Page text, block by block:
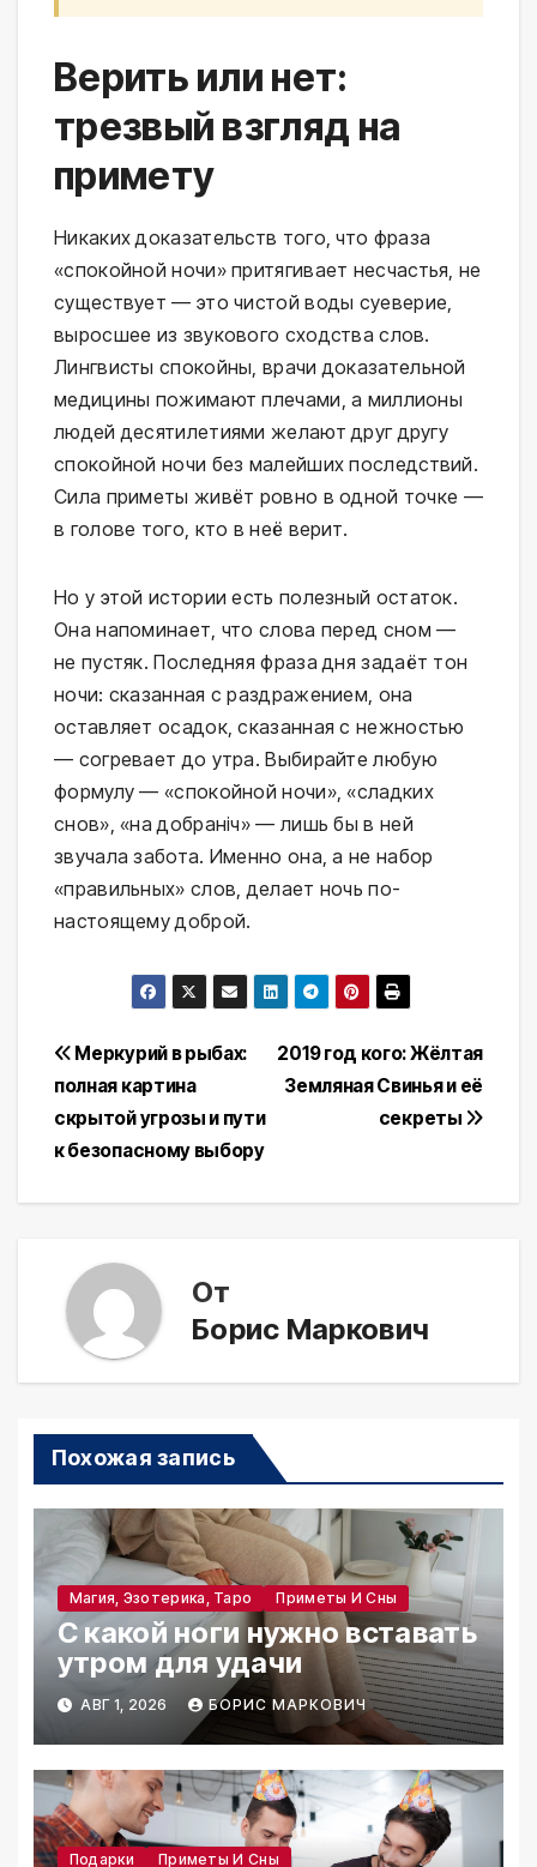
Верить или нет:
трезвый взгляд на
примету
Никаких доказательств того, что фраза
«спокойной ночи» притягивает несчастья, не
существует — это чистой воды суеверие,
выросшее из звукового сходства слов.
Лингвисты спокойны, врачи доказательной
медицины пожимают плечами, а миллионы
людей десятилетиями желают друг другу
спокойной ночи без малейших последствий.
Сила приметы живёт ровно в одной точке —
в голове того, кто в неё верит.
Но у этой истории есть полезный остаток.
Она напоминает, что слова перед сном —
не пустяк. Последняя фраза дня задаёт тон
ночи: сказанная с раздражением, она
оставляет осадок, сказанная с нежностью
— согревает до утра. Выбирайте любую
формулу — «спокойной ночи», «сладких
снов», «на добраніч» — лишь бы в ней
звучала забота. Именно она, а не набор
«правильных» слов, делает ночь по-
настоящему доброй.
Навигация
по
записям
2019 год кого: Жёлтая
Земляная Свинья и её
секреты
Меркурий в рыбах:
полная картина
скрытой угрозы и пути
к безопасному выбору
От
Борис Маркович
Похожая запись
Магия, Эзотерика, Таро Приметы И Сны
С какой ноги нужно вставать
утром для удачи
АВГ 1, 2026 БОРИС МАРКОВИЧ
Подарки Приметы И Сны